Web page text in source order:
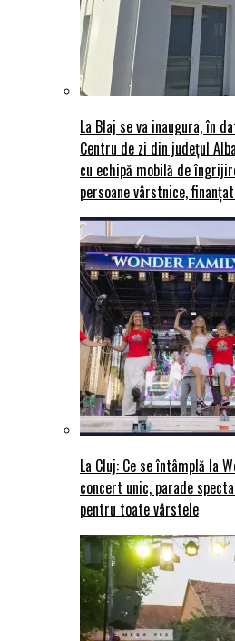
La Blaj se va inaugura, în
Centru de zi din județul
cu echipă mobilă de
persoane vârstnice,
La Cluj: Ce se întâmplă la
concert unic, parade
pentru toate vârstele